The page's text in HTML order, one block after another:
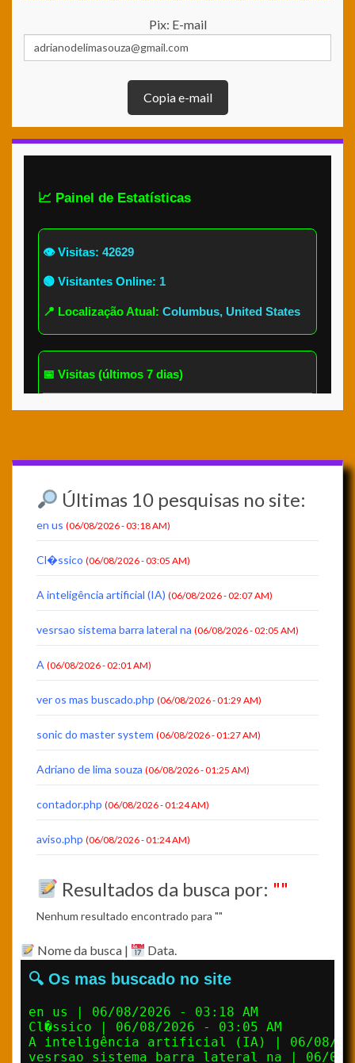
Pix: E-mail
Copia e-mail
Últimas 10 pesquisas no site:
en us (06/08/2026 - 03:18 AM)
Cl�ssico (06/08/2026 - 03:05 AM)
A inteligência artificial (IA) (06/08/2026 - 02:07 AM)
vesrsao sistema barra lateral na (06/08/2026 - 02:05 AM)
A (06/08/2026 - 02:01 AM)
ver os mas buscado.php (06/08/2026 - 01:29 AM)
sonic do master system (06/08/2026 - 01:27 AM)
Adriano de lima souza (06/08/2026 - 01:25 AM)
contador.php (06/08/2026 - 01:24 AM)
aviso.php (06/08/2026 - 01:24 AM)
Resultados da busca por: ""
Nenhum resultado encontrado para ""
Nome da busca | Data.